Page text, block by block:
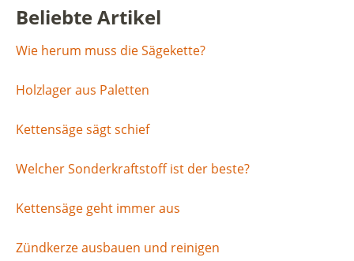
Beliebte Artikel
Wie herum muss die Sägekette?
Holzlager aus Paletten
Kettensäge sägt schief
Welcher Sonderkraftstoff ist der beste?
Kettensäge geht immer aus
Zündkerze ausbauen und reinigen